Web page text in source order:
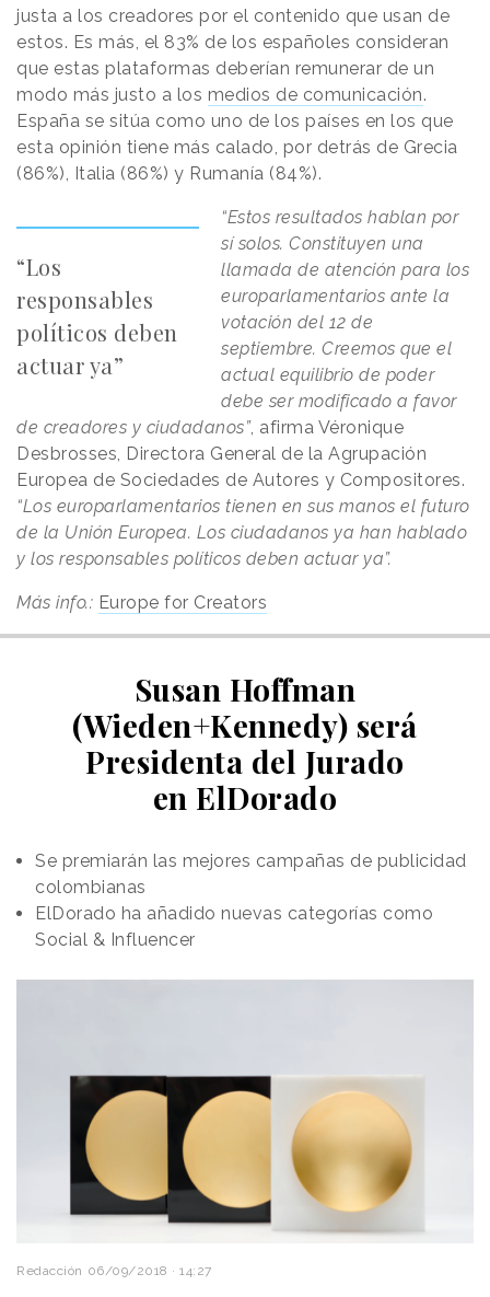
justa a los creadores por el contenido que usan de
estos. Es más, el 83% de los españoles consideran
que estas plataformas deberían remunerar de un
modo más justo a los medios de comunicación.
España se sitúa como uno de los países en los que
esta opinión tiene más calado, por detrás de Grecia
(86%), Italia (86%) y Rumanía (84%).
“Los
responsables
políticos deben
actuar ya”
“Estos resultados hablan por
sí solos. Constituyen una
llamada de atención para los
europarlamentarios ante la
votación del 12 de
septiembre. Creemos que el
actual equilibrio de poder
debe ser modificado a favor
de creadores y ciudadanos”, afirma Véronique
Desbrosses, Directora General de la Agrupación
Europea de Sociedades de Autores y Compositores.
“Los europarlamentarios tienen en sus manos el futuro
de la Unión Europea. Los ciudadanos ya han hablado
y los responsables políticos deben actuar ya”.
Más info.: Europe for Creators
Susan Hoffman
(Wieden+Kennedy) será
Presidenta del Jurado
en ElDorado
Se premiarán las mejores campañas de publicidad
colombianas
ElDorado ha añadido nuevas categorías como
Social & Influencer
Redacción 06/09/2018 · 14:27